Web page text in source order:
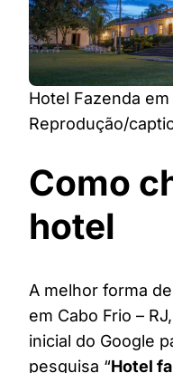
Hotel Fazenda em
Reprodução/
Como
hotel
A melhor forma
em Cabo Frio –
inicial do Google
pesquisa “Hotel